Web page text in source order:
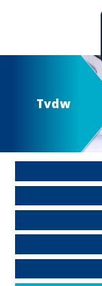
Tvdw